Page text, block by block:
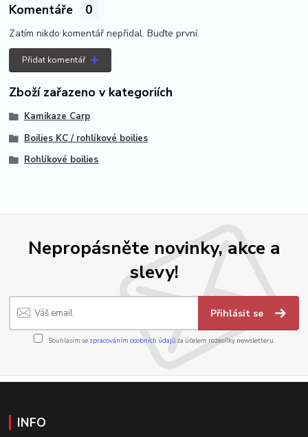
Komentáře 0
Zatím nikdo komentář nepřidal. Buďte první.
Přidat komentář
Zboží zařazeno v kategoriích
Kamikaze Carp
Boilies KC / rohlíkové boilies
Rohlíkové boilies
Nepropásněte novinky, akce a
slevy!
Přihlásit se
Souhlasím se zpracováním osobních údajůza účelem rozesílky newsletteru.
INFO